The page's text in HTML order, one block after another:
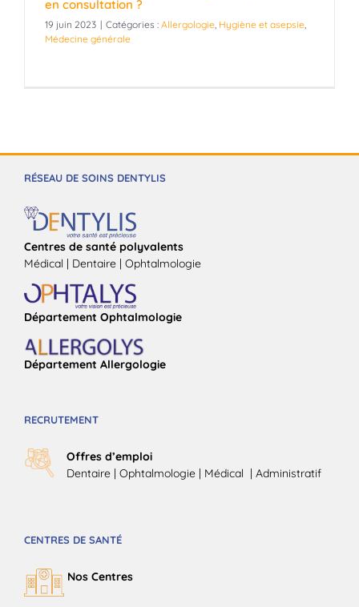
en consultation ?
19 juin 2023 | Catégories : Allergologie, Hygiène et asepsie,
Médecine générale
RÉSEAU DE SOINS DENTYLIS
Centres de santé polyvalents
Médical | Dentaire | Ophtalmologie
Département Ophtalmologie
Département Allergologie
RECRUTEMENT
Offres d’emploi
Dentaire | Ophtalmologie | Médical | Administratif
CENTRES DE SANTÉ
Nos Centres